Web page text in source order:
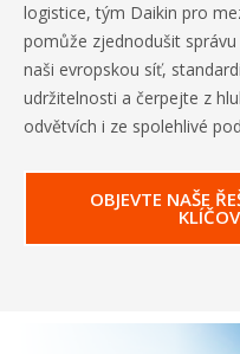
logistice, tým Daikin pro
pomůže zjednodušit správu
naši evropskou síť,
udržitelnosti a čerpejte z
odvětvích i ze spolehlivé
OBJEVTE NAŠE